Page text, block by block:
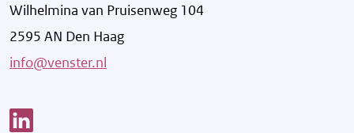
Wilhelmina van Pruisenweg 104
2595 AN Den Haag
info@venster.nl